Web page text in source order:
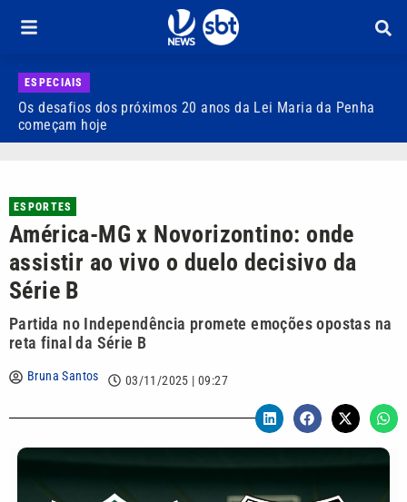
ESPECIAIS
Os desafios dos próximos 20 anos da Lei Maria da Penha
começam hoje
ESPORTES
América-MG x Novorizontino: onde
assistir ao vivo o duelo decisivo da
Série B
Partida no Independência promete emoções opostas na
reta final da Série B
Bruna Santos 03/11/2025 | 09:27